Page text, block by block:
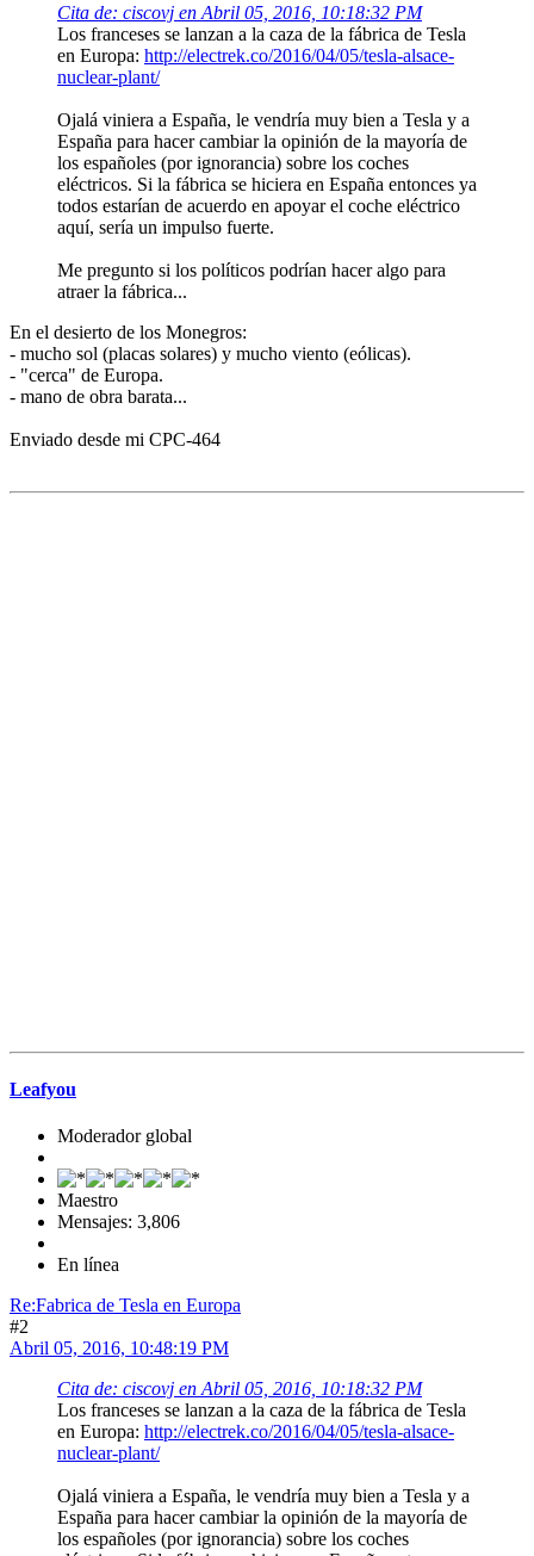
Cita de: ciscovj en Abril 05, 2016, 10:18:32 PM
Los franceses se lanzan a la caza de la fábrica de Tesla
en Europa: http://electrek.co/2016/04/05/tesla-alsace-
nuclear-plant/
Ojalá viniera a España, le vendría muy bien a Tesla y a
España para hacer cambiar la opinión de la mayoría de
los españoles (por ignorancia) sobre los coches
eléctricos. Si la fábrica se hiciera en España entonces ya
todos estarían de acuerdo en apoyar el coche eléctrico
aquí, sería un impulso fuerte.
Me pregunto si los políticos podrían hacer algo para
atraer la fábrica...
En el desierto de los Monegros:
- mucho sol (placas solares) y mucho viento (eólicas).
- "cerca" de Europa.
- mano de obra barata...
Enviado desde mi CPC-464
Leafyou
Moderador global
Maestro
Mensajes: 3,806
En línea
Re:Fabrica de Tesla en Europa
#2
Abril 05, 2016, 10:48:19 PM
Cita de: ciscovj en Abril 05, 2016, 10:18:32 PM
Los franceses se lanzan a la caza de la fábrica de Tesla
en Europa: http://electrek.co/2016/04/05/tesla-alsace-
nuclear-plant/
Ojalá viniera a España, le vendría muy bien a Tesla y a
España para hacer cambiar la opinión de la mayoría de
los españoles (por ignorancia) sobre los coches